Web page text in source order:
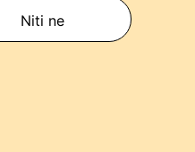
Niti ne